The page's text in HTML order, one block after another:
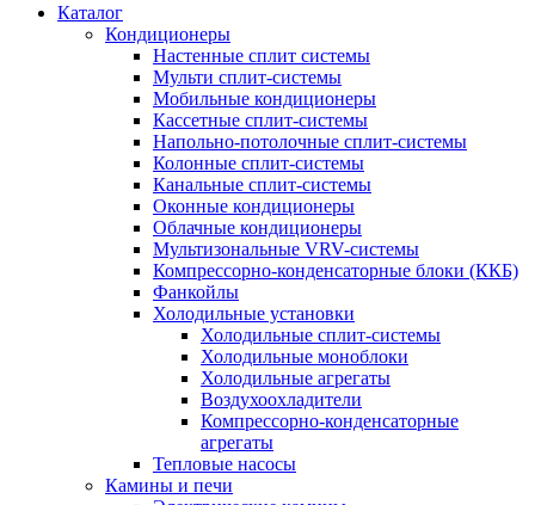
Каталог
Кондиционеры
Настенные сплит системы
Мульти сплит-системы
Мобильные кондиционеры
Кассетные сплит-системы
Напольно-потолочные сплит-системы
Колонные сплит-системы
Канальные сплит-системы
Оконные кондиционеры
Облачные кондиционеры
Мультизональные VRV-системы
Компрессорно-конденсаторные блоки (ККБ)
Фанкойлы
Холодильные установки
Холодильные сплит-системы
Холодильные моноблоки
Холодильные агрегаты
Воздухоохладители
Компрессорно-конденсаторные
агрегаты
Тепловые насосы
Камины и печи